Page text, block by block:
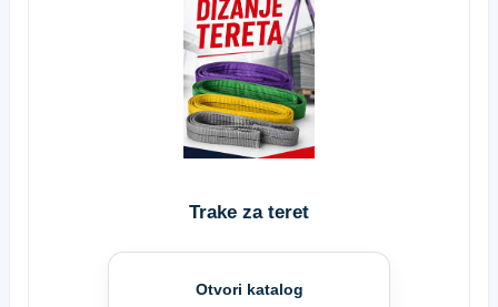
Trake za teret
Otvori katalog